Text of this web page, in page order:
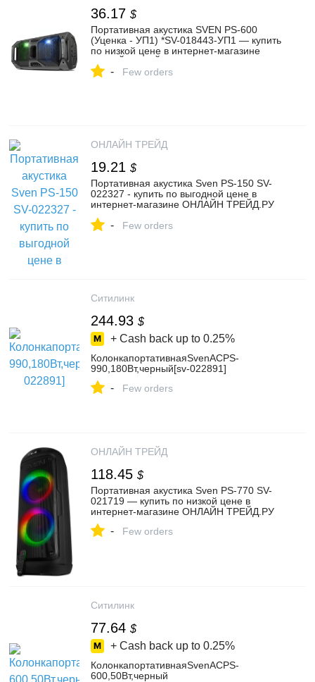
36.17 $
Портативная акустика SVEN PS-600
(Уценка - УП1) *SV-018443-УП1 — купить
по низкой цене в интернет-магазине
- Few orders
ОНЛАЙН ТРЕЙД
19.21 $
Портативная акустика Sven PS-150 SV-
022327 - купить по выгодной цене в
интернет-магазине ОНЛАЙН ТРЕЙД.РУ
- Few orders
Ситилинк
244.93 $
+ Cash back up to 0.25%
КолонкапортативнаяSvenАСPS-
990,180Вт,черный[sv-022891]
- Few orders
ОНЛАЙН ТРЕЙД
118.45 $
Портативная акустика Sven PS-770 SV-
021719 — купить по низкой цене в
интернет-магазине ОНЛАЙН ТРЕЙД.РУ
- Few orders
Ситилинк
77.64 $
+ Cash back up to 0.25%
КолонкапортативнаяSvenАСPS-
600,50Вт,черный